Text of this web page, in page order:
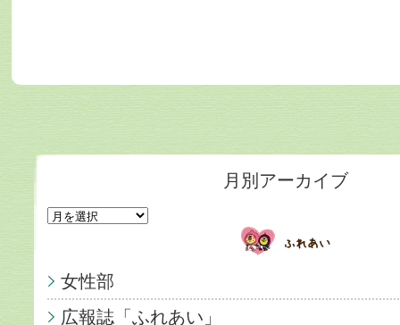
月別アーカイブ
女性部
広報誌「ふれあい」